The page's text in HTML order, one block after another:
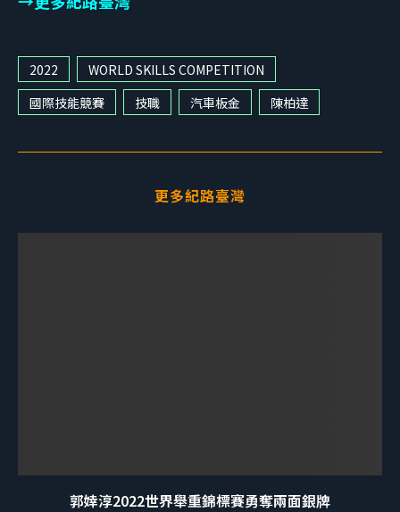
2022
WORLD SKILLS COMPETITION
國際技能競賽
技職 汽車板金 陳柏達
更多紀路臺灣
郭婞淳2022世界舉重錦標賽勇奪兩面銀牌